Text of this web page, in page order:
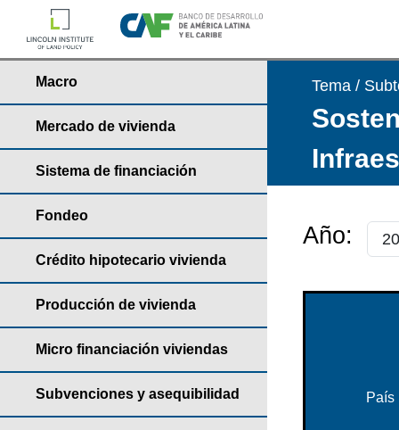
Macro
Mercado de vivienda
Sistema de financiación
Fondeo
Crédito hipotecario vivienda
Producción de vivienda
Micro financiación viviendas
Subvenciones y asequibilidad
Tema /
Año:
País